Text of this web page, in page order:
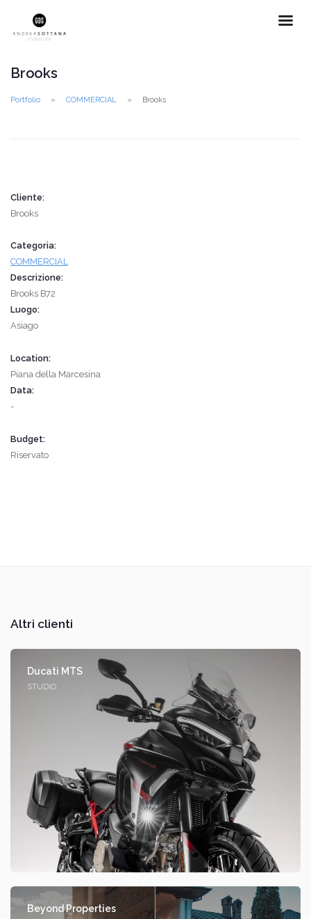
Brooks
Portfolio COMMERCIAL Brooks
Cliente:
Brooks
Categoria:
COMMERCIAL
Descrizione:
Brooks B72
Luogo:
Asiago
Location:
Piana della Marcesina
Data:
-
Budget:
Riservato
Altri clienti
Ducati MTS
STUDIO
Beyond Properties